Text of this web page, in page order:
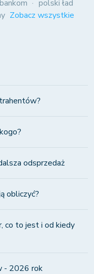
polski ład
Zobacz wszystkie
odsprzedaż
obliczyć?
co to jest i od kiedy
- 2026 rok